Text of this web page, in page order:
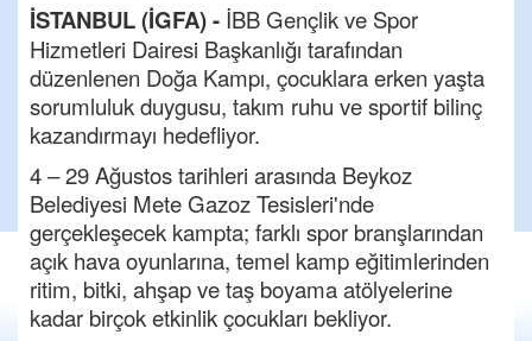
İSTANBUL (İGFA) - İBB Gençlik ve Spor
Hizmetleri Dairesi Başkanlığı tarafından
düzenlenen Doğa Kampı, çocuklara erken yaşta
sorumluluk duygusu, takım ruhu ve sportif bilinç
kazandırmayı hedefliyor.
4 – 29 Ağustos tarihleri arasında Beykoz
Belediyesi Mete Gazoz Tesisleri'nde
gerçekleşecek kampta; farklı spor branşlarından
açık hava oyunlarına, temel kamp eğitimlerinden
ritim, bitki, ahşap ve taş boyama atölyelerine
kadar birçok etkinlik çocukları bekliyor.